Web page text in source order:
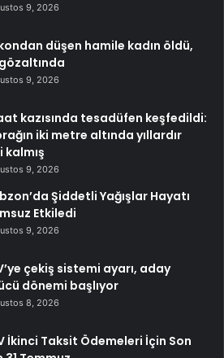
9, 2026
düşen hamile kadın öldü,
9, 2026
kazısında tesadüfen keşfedildi:
iki metre altında yıllardır
kalmış
9, 2026
Şiddetli Yağışlar Hayatı
Etkiledi
9, 2026
çekiş sistemi ayarı, aday
dönemi başlıyor
8, 2026
İkinci Taksit Ödemeleri İçin Son